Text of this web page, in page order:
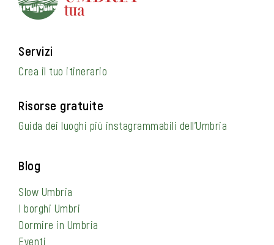
Servizi
Crea il tuo itinerario
Risorse gratuite
Guida dei luoghi più instagrammabili dell’Umbria
Blog
Slow Umbria
I borghi Umbri
Dormire in Umbria
Eventi